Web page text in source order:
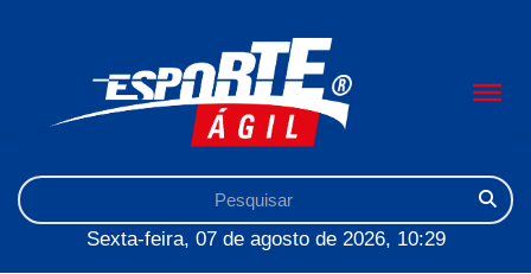
Sexta-feira, 07 de agosto de 2026, 10:29